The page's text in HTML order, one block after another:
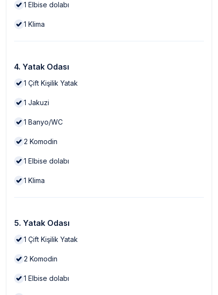
1 Elbise dolabı
1 Klima
4. Yatak Odası
1 Çift Kişilik Yatak
1 Jakuzi
1 Banyo/WC
2 Komodin
1 Elbise dolabı
1 Klima
5. Yatak Odası
1 Çift Kişilik Yatak
2 Komodin
1 Elbise dolabı